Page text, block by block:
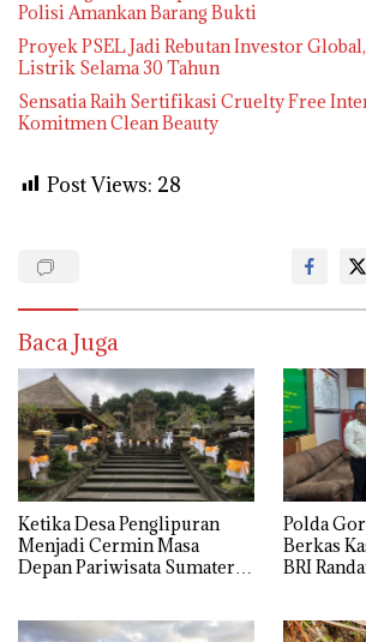
Polisi Amankan Barang Bukti
Proyek PSEL Jadi Rebutan Investor
Listrik Selama 30 Tahun
Sensatia Raih Sertifikasi Cruelty Free
Komitmen Clean Beauty
Post Views: 28
Baca Juga
Ketika Desa Penglipuran
Menjadi Cermin Masa
Depan Pariwisata Sumatera
Polda
Berkas
BRI